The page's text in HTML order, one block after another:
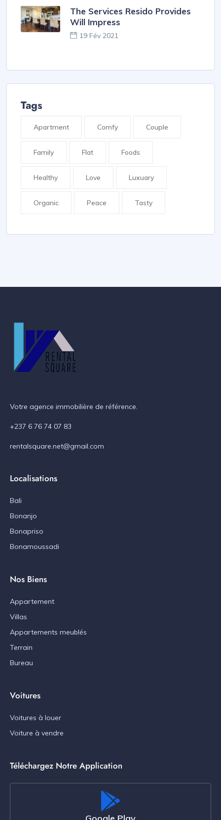
The Services Resido Provides
Will Impress
19 Fév 2021
Tags
Apartment Comfy Couple
Family Flat Foods
Healthy Love Luxuary
Organic Peace Tasty
Votre agence immobilière de référence.
+237 6 76 74 07 83
rentalsquare.net@gmail.com
Localisations
Bali
Bonanjo
Bonapriso
Bonamoussadi
Nos Biens
Appartement
Villas
Appartements meublés
Terrain
Bureau
Voitures
Voitures à louer
Voiture à vendre
Téléchargez Notre Application